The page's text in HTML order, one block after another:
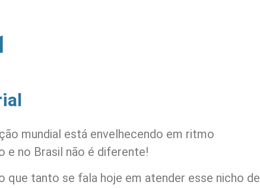
mundial está envelhecendo em ritmo
e no Brasil não é diferente!
que tanto se fala hoje em atender esse nicho de